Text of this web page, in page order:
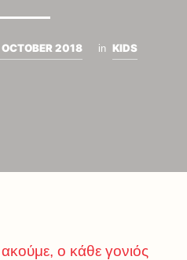
2018 in KIDS
ο κάθε γονιός